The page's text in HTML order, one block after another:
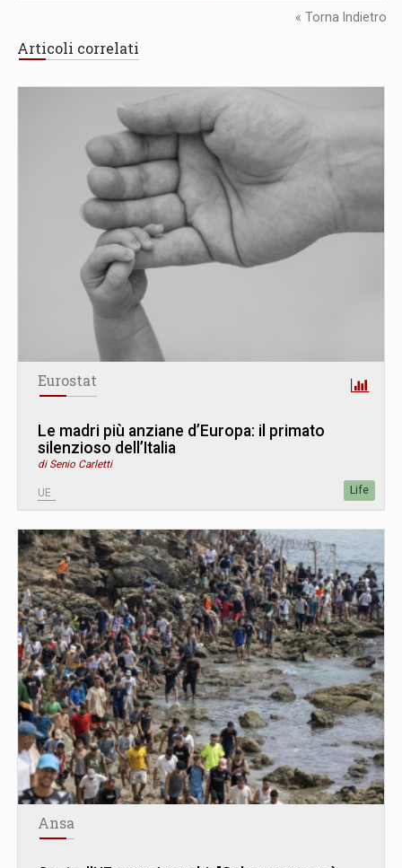
« Torna Indietro
Articoli correlati
Eurostat
Le madri più anziane d’Europa: il primato
silenzioso dell’Italia
di Senio Carletti
UE Life
Ansa